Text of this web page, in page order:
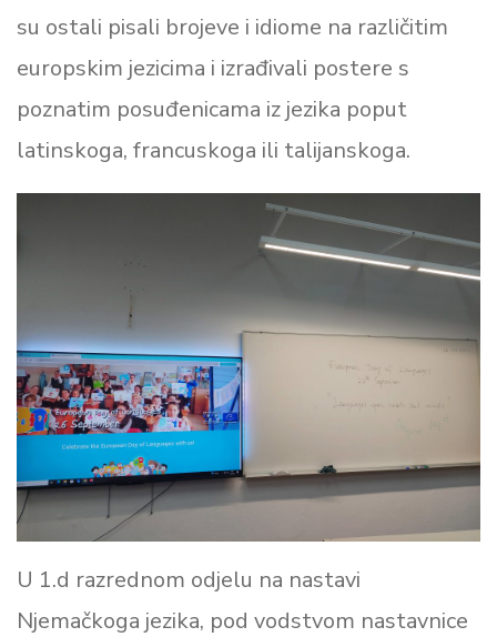
su ostali pisali brojeve i idiome na različitim
europskim jezicima i izrađivali postere s
poznatim posuđenicama iz jezika poput
latinskoga, francuskoga ili talijanskoga.
U 1.d razrednom odjelu na nastavi
Njemačkoga jezika, pod vodstvom nastavnice